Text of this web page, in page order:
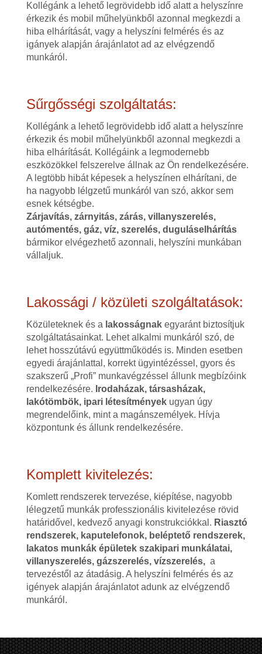
Kollégánk a lehető legrövidebb idő alatt a helyszínre
érkezik és mobil műhelyünkből azonnal megkezdi a
hiba elhárítását, vagy a helyszíni felmérés és az
igányek alapján árajánlatot ad az elvégzendő
munkáról.
Sűrgősségi szolgáltatás:
Kollégánk a lehető legrövidebb idő alatt a helyszínre
érkezik és mobil műhelyünkből azonnal megkezdi a
hiba elhárítását. Kollégáink a legmodernebb
eszközökkel felszerelve állnak az Ön rendelkezésére.
A legtöbb hibát képesek a helyszínen elhárítani, de
ha nagyobb lélgzetű munkáról van szó, akkor sem
esnek kétségbe.
Zárjavítás, zárnyitás, zárás, villanyszerelés,
autómentés, gáz, víz, szerelés, duguláselhárítás
bármikor elvégezhető azonnali, helyszíni munkában
vállaljuk.
Lakossági / közületi szolgáltatások:
Közületeknek és a lakosságnakegyaránt biztosítjuk
szolgáltatásainkat. Lehet alkalmi munkáról szó, de
lehet hosszútávú együttműködés is. Minden esetben
egyedi árajánlattal, korrekt ügyintézéssel, gyors és
szakszerű „Profi” munkavégzéssel állunk megbízóink
rendelkezésére. Irodaházak, társasházak,
lakótömbök, ipari létesítményekugyan úgy
megrendelőink, mint a magánszemélyek. Hívja
központunk és állunk rendelkezésére.
Komplett kivitelezés:
Komlett rendszerek tervezése, kiépítése, nagyobb
lélegzetű munkák professzionális kivitelezése rövid
határidővel, kedvező anyagi konstrukciókkal. Riasztó
rendszerek, kaputelefonok, beléptető rendszerek,
lakatos munkák épületek szakipari munkálatai,
villanyszerelés, gázszerelés, vízszerelés,a
tervezéstől az átadásig. A helyszíni felmérés és az
igények alapján árajánlatot adunk az elvégzendő
munkáról.